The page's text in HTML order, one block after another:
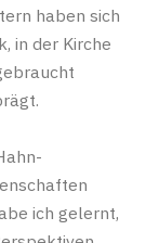
haben sich
in der Kirche
ich gelernt,